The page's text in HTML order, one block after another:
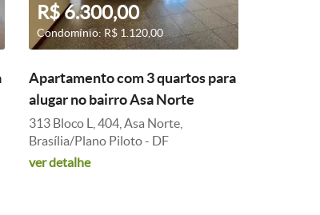
R$ 6.300,00
Condomínio: R$ 1.120,00
Apartamento com 3 quartos para
alugar no bairro Asa Norte
313 Bloco L, 404, Asa Norte,
Brasília/Plano Piloto - DF
ver detalhe